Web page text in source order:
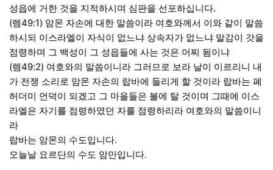
성읍에 거한 것을 지적하시며 심판을 선포하십니다.
(렘49:1) 암몬 자손에 대한 말씀이라 여호와께서 이와 같이 말씀
하시되 이스라엘이 자식이 없느냐 상속자가 없느냐 말감이 갓을
점령하며 그 백성이 그 성읍들에 사는 것은 어찌 됨이냐
(렘49:2) 여호와의 말씀이니라 그러므로 보라 날이 이르리니 내
가 전쟁 소리로 암몬 자손의 랍바에 들리게 할 것이라 랍바는 폐
허더미 언덕이 되겠고 그 마을들은 불에 탈 것이며 그때에 이스
라엘은 자기를 점령하였던 자를 점령하리라 여호와의 말씀이니
라
랍바는 암몬의 수도입니다.
오늘날 요르단의 수도 암만입니다.